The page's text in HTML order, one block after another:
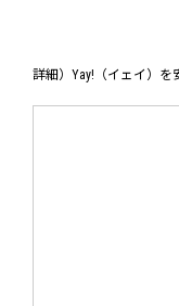
詳細）Yay!（イェイ）を